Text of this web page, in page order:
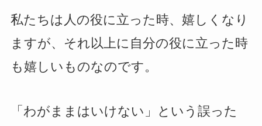
私たちは人の役に立った時、嬉しくなり
ますが、それ以上に自分の役に立った時
も嬉しいものなのです。
「わがままはいけない」という誤った